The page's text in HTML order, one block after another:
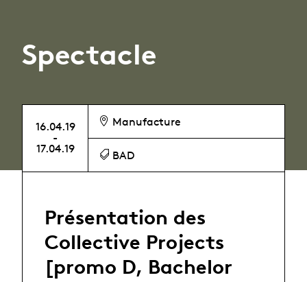
Spectacle
16.04.19
-
17.04.19
Manufacture
BAD
Présentation des
Collective Projects
[promo D, Bachelor